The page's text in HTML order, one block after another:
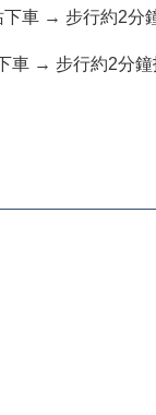
車 → 步行約2分
→ 步行約2分鐘